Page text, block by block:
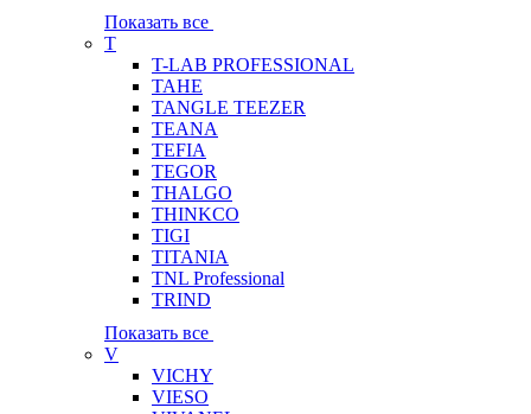
Показать все
T
T-LAB PROFESSIONAL
TAHE
TANGLE TEEZER
TEANA
TEFIA
TEGOR
THALGO
THINKCO
TIGI
TITANIA
TNL Professional
TRIND
Показать все
V
VICHY
VIESO